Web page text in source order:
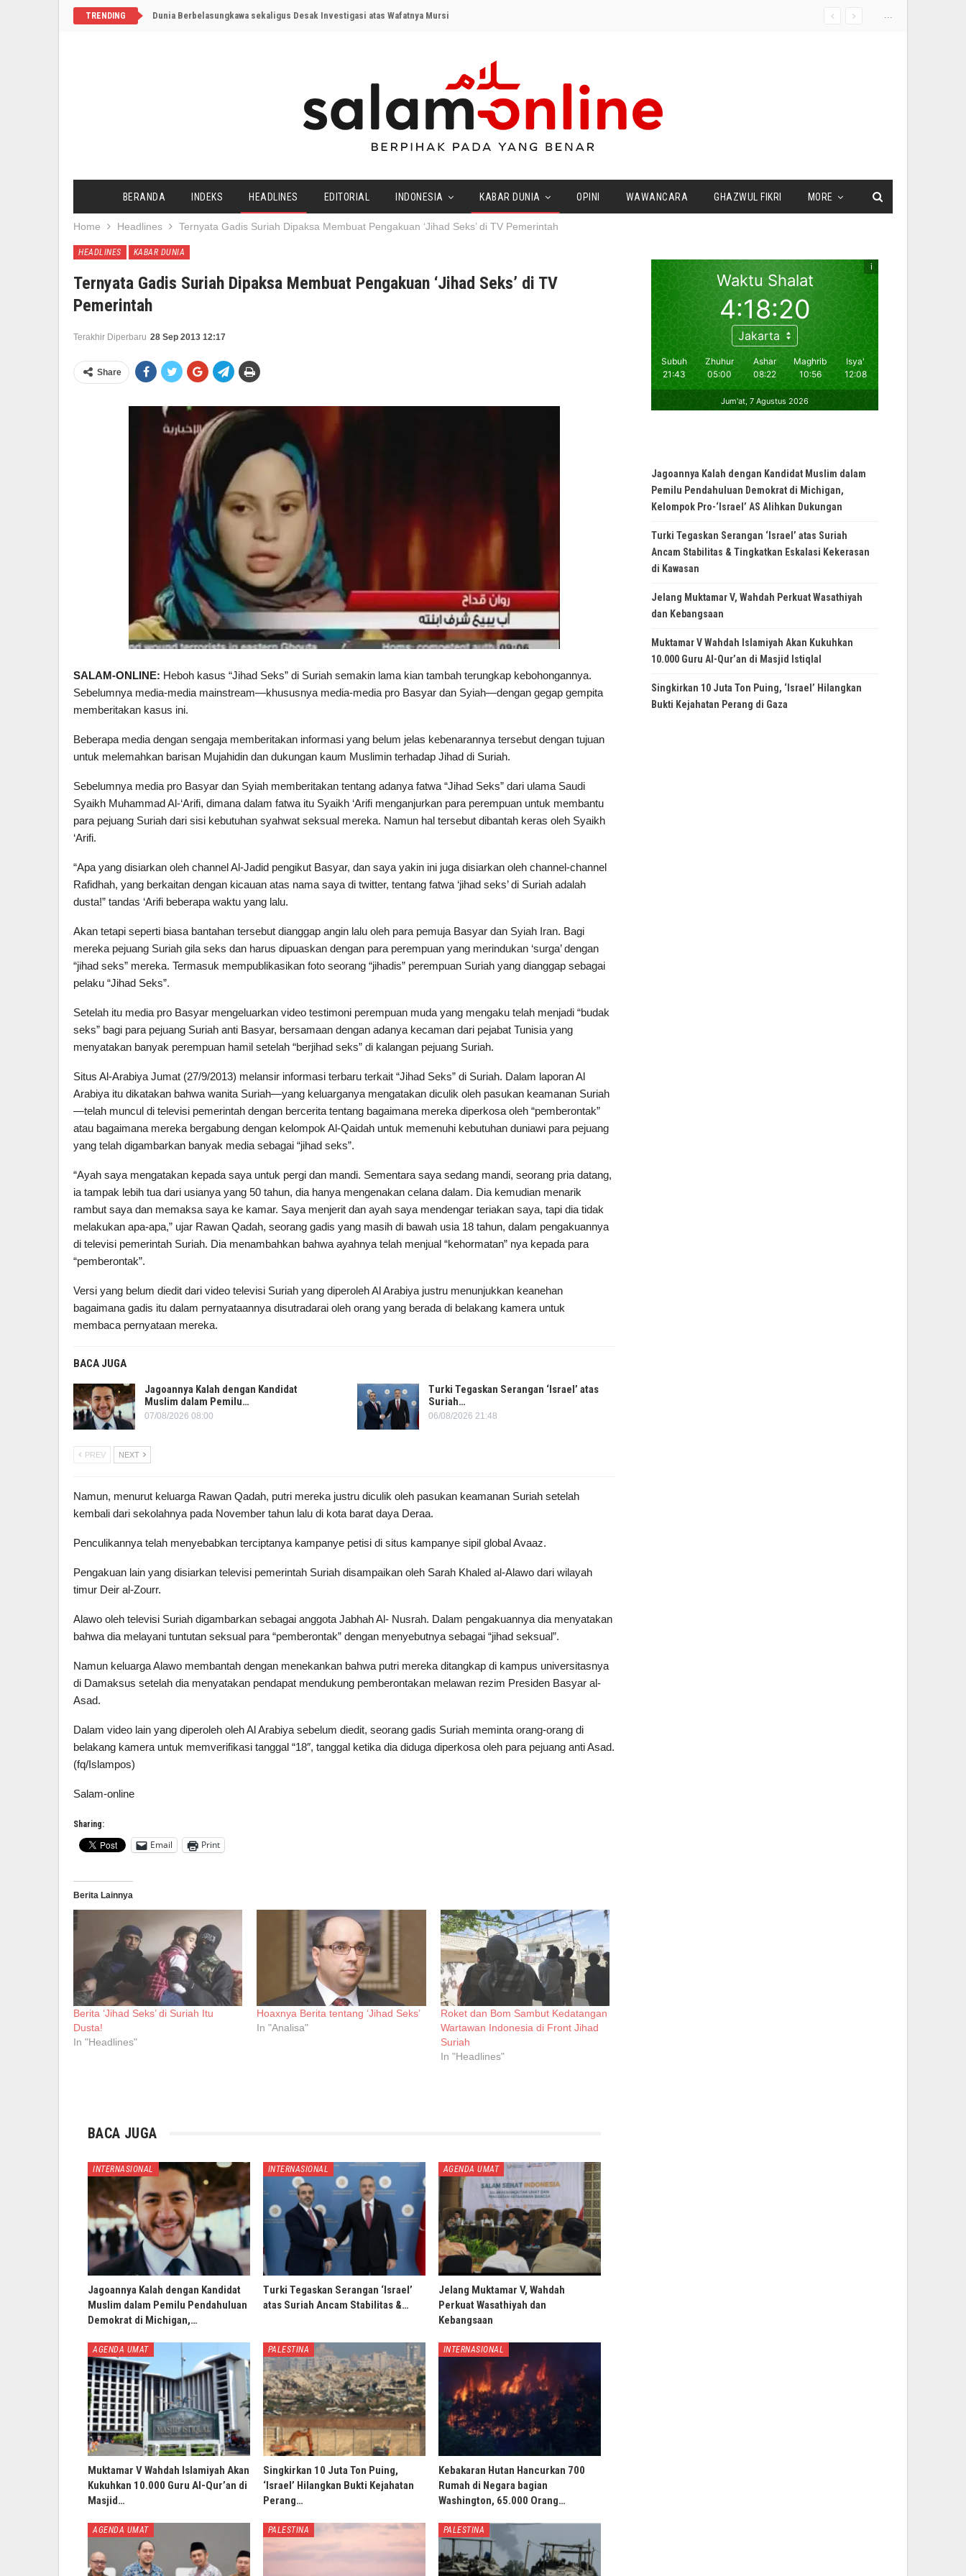
...
TRENDING Dunia Berbelasungkawa sekaligus Desak Investigasi atas Wafatnya Mursi
BERANDA INDEKS HEADLINES EDITORIAL INDONESIA KABAR DUNIA OPINI WAWANCARA GHAZWUL FIKRI MORE
Home Headlines Ternyata Gadis Suriah Dipaksa Membuat Pengakuan ‘Jihad Seks’ di TV Pemerintah
HEADLINES KABAR DUNIA
Ternyata Gadis Suriah Dipaksa Membuat Pengakuan ‘Jihad Seks’ di TV
Pemerintah
Terakhir Diperbaru 28 Sep 2013 12:17
Share
SALAM-ONLINE: Heboh kasus “Jihad Seks” di Suriah semakin lama kian tambah terungkap kebohongannya.
Sebelumnya media-media mainstream—khususnya media-media pro Basyar dan Syiah—dengan gegap gempita
memberitakan kasus ini.
Beberapa media dengan sengaja memberitakan informasi yang belum jelas kebenarannya tersebut dengan tujuan
untuk melemahkan barisan Mujahidin dan dukungan kaum Muslimin terhadap Jihad di Suriah.
Sebelumnya media pro Basyar dan Syiah memberitakan tentang adanya fatwa “Jihad Seks” dari ulama Saudi
Syaikh Muhammad Al-‘Arifi, dimana dalam fatwa itu Syaikh ‘Arifi menganjurkan para perempuan untuk membantu
para pejuang Suriah dari sisi kebutuhan syahwat seksual mereka. Namun hal tersebut dibantah keras oleh Syaikh
‘Arifi.
“Apa yang disiarkan oleh channel Al-Jadid pengikut Basyar, dan saya yakin ini juga disiarkan oleh channel-channel
Rafidhah, yang berkaitan dengan kicauan atas nama saya di twitter, tentang fatwa ‘jihad seks’ di Suriah adalah
dusta!” tandas ‘Arifi beberapa waktu yang lalu.
Akan tetapi seperti biasa bantahan tersebut dianggap angin lalu oleh para pemuja Basyar dan Syiah Iran. Bagi
mereka pejuang Suriah gila seks dan harus dipuaskan dengan para perempuan yang merindukan ‘surga’ dengan
“jihad seks” mereka. Termasuk mempublikasikan foto seorang “jihadis” perempuan Suriah yang dianggap sebagai
pelaku “Jihad Seks”.
Setelah itu media pro Basyar mengeluarkan video testimoni perempuan muda yang mengaku telah menjadi “budak
seks” bagi para pejuang Suriah anti Basyar, bersamaan dengan adanya kecaman dari pejabat Tunisia yang
menyatakan banyak perempuan hamil setelah “berjihad seks” di kalangan pejuang Suriah.
Situs Al-Arabiya Jumat (27/9/2013) melansir informasi terbaru terkait “Jihad Seks” di Suriah. Dalam laporan Al
Arabiya itu dikatakan bahwa wanita Suriah—yang keluarganya mengatakan diculik oleh pasukan keamanan Suriah
—telah muncul di televisi pemerintah dengan bercerita tentang bagaimana mereka diperkosa oleh “pemberontak”
atau bagaimana mereka bergabung dengan kelompok Al-Qaidah untuk memenuhi kebutuhan duniawi para pejuang
yang telah digambarkan banyak media sebagai “jihad seks”.
“Ayah saya mengatakan kepada saya untuk pergi dan mandi. Sementara saya sedang mandi, seorang pria datang,
ia tampak lebih tua dari usianya yang 50 tahun, dia hanya mengenakan celana dalam. Dia kemudian menarik
rambut saya dan memaksa saya ke kamar. Saya menjerit dan ayah saya mendengar teriakan saya, tapi dia tidak
melakukan apa-apa,” ujar Rawan Qadah, seorang gadis yang masih di bawah usia 18 tahun, dalam pengakuannya
di televisi pemerintah Suriah. Dia menambahkan bahwa ayahnya telah menjual “kehormatan” nya kepada para
“pemberontak”.
Versi yang belum diedit dari video televisi Suriah yang diperoleh Al Arabiya justru menunjukkan keanehan
bagaimana gadis itu dalam pernyataannya disutradarai oleh orang yang berada di belakang kamera untuk
membaca pernyataan mereka.
BACA JUGA
Jagoannya Kalah dengan Kandidat
Muslim dalam Pemilu…
07/08/2026 08:00
Turki Tegaskan Serangan ‘Israel’ atas
Suriah…
06/08/2026 21:48
PREV NEXT
Namun, menurut keluarga Rawan Qadah, putri mereka justru diculik oleh pasukan keamanan Suriah setelah
kembali dari sekolahnya pada November tahun lalu di kota barat daya Deraa.
Penculikannya telah menyebabkan terciptanya kampanye petisi di situs kampanye sipil global Avaaz.
Pengakuan lain yang disiarkan televisi pemerintah Suriah disampaikan oleh Sarah Khaled al-Alawo dari wilayah
timur Deir al-Zourr.
Alawo oleh televisi Suriah digambarkan sebagai anggota Jabhah Al- Nusrah. Dalam pengakuannya dia menyatakan
bahwa dia melayani tuntutan seksual para “pemberontak” dengan menyebutnya sebagai “jihad seksual”.
Namun keluarga Alawo membantah dengan menekankan bahwa putri mereka ditangkap di kampus universitasnya
di Damaksus setelah dia menyatakan pendapat mendukung pemberontakan melawan rezim Presiden Basyar al-
Asad.
Dalam video lain yang diperoleh oleh Al Arabiya sebelum diedit, seorang gadis Suriah meminta orang-orang di
belakang kamera untuk memverifikasi tanggal “18″, tanggal ketika dia diduga diperkosa oleh para pejuang anti Asad.
(fq/Islampos)
Salam-online
Sharing:
Email Print
Berita Lainnya
Berita ‘Jihad Seks’ di Suriah Itu
Dusta!
In "Headlines"
Hoaxnya Berita tentang ‘Jihad Seks’
In "Analisa"
Roket dan Bom Sambut Kedatangan
Wartawan Indonesia di Front Jihad
Suriah
In "Headlines"
BACA JUGA
INTERNASIONAL
Jagoannya Kalah dengan Kandidat
Muslim dalam Pemilu Pendahuluan
Demokrat di Michigan,…
INTERNASIONAL
Turki Tegaskan Serangan ‘Israel’
atas Suriah Ancam Stabilitas &…
AGENDA UMAT
Jelang Muktamar V, Wahdah
Perkuat Wasathiyah dan
Kebangsaan
AGENDA UMAT
Muktamar V Wahdah Islamiyah Akan
Kukuhkan 10.000 Guru Al-Qur’an di
Masjid…
PALESTINA
Singkirkan 10 Juta Ton Puing,
‘Israel’ Hilangkan Bukti Kejahatan
Perang…
INTERNASIONAL
Kebakaran Hutan Hancurkan 700
Rumah di Negara bagian
Washington, 65.000 Orang…
AGENDA UMAT PALESTINA PALESTINA
Jagoannya Kalah dengan Kandidat Muslim dalam
Pemilu Pendahuluan Demokrat di Michigan,
Kelompok Pro-‘Israel’ AS Alihkan Dukungan
Turki Tegaskan Serangan ‘Israel’ atas Suriah
Ancam Stabilitas & Tingkatkan Eskalasi Kekerasan
di Kawasan
Jelang Muktamar V, Wahdah Perkuat Wasathiyah
dan Kebangsaan
Muktamar V Wahdah Islamiyah Akan Kukuhkan
10.000 Guru Al-Qur’an di Masjid Istiqlal
Singkirkan 10 Juta Ton Puing, ‘Israel’ Hilangkan
Bukti Kejahatan Perang di Gaza